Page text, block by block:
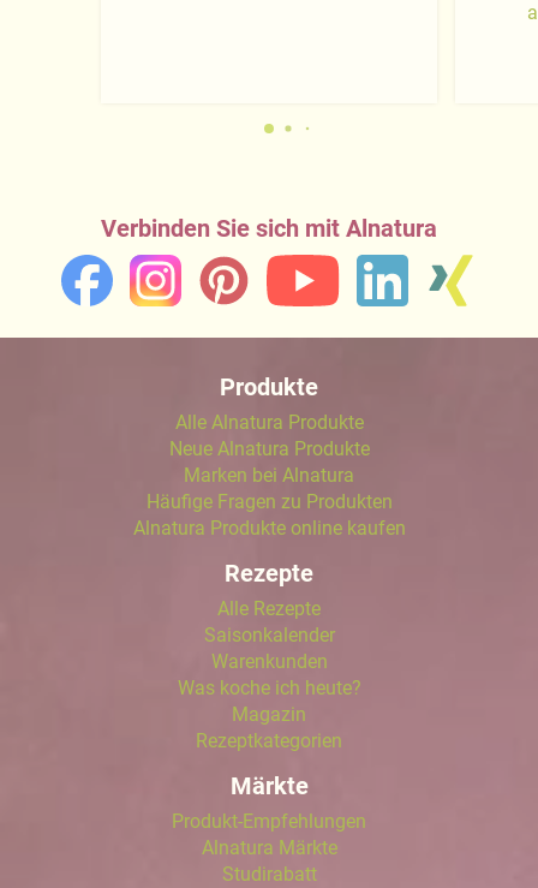
Verbinden Sie sich mit Alnatura
Produkte
Alle Alnatura Produkte
Neue Alnatura Produkte
Marken bei Alnatura
Häufige Fragen zu Produkten
Alnatura Produkte online kaufen
Rezepte
Alle Rezepte
Saisonkalender
Warenkunden
Was koche ich heute?
Magazin
Rezeptkategorien
Märkte
Produkt-Empfehlungen
Alnatura Märkte
Studirabatt